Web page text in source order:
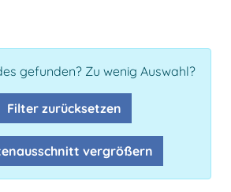
gefunden? Zu wenig Auswahl?
Filter zurücksetzen
vergrößern